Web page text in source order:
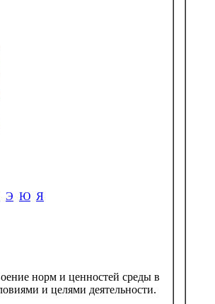
Э Ю Я
норм и ценностей среды в
и целями деятельности.